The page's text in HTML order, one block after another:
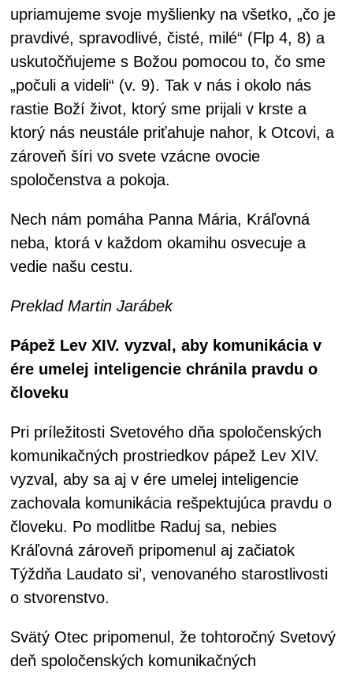
upriamujeme svoje myšlienky na všetko, „čo je
pravdivé, spravodlivé, čisté, milé“ (Flp 4, 8) a
uskutočňujeme s Božou pomocou to, čo sme
„počuli a videli“ (v. 9). Tak v nás i okolo nás
rastie Boží život, ktorý sme prijali v krste a
ktorý nás neustále priťahuje nahor, k Otcovi, a
zároveň šíri vo svete vzácne ovocie
spoločenstva a pokoja.
Nech nám pomáha Panna Mária, Kráľovná
neba, ktorá v každom okamihu osvecuje a
vedie našu cestu.
Preklad Martin Jarábek
Pápež Lev XIV. vyzval, aby komunikácia v
ére umelej inteligencie chránila pravdu o
človeku
Pri príležitosti Svetového dňa spoločenských
komunikačných prostriedkov pápež Lev XIV.
vyzval, aby sa aj v ére umelej inteligencie
zachovala komunikácia rešpektujúca pravdu o
človeku. Po modlitbe Raduj sa, nebies
Kráľovná zároveň pripomenul aj začiatok
Týždňa Laudato si’, venovaného starostlivosti
o stvorenstvo.
Svätý Otec pripomenul, že tohtoročný Svetový
deň spoločenských komunikačných